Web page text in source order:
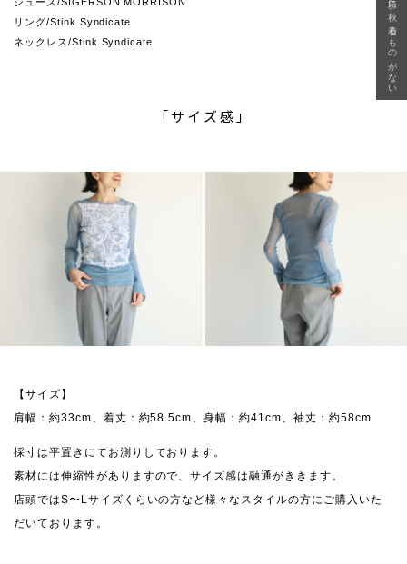
リング/Stink Syndicate
ネックレス/Stink Syndicate
「サイズ感」
【サイズ】
肩幅：約33cm、着丈：約58.5cm、身幅：約41cm、袖丈：約58cm
採寸は平置きにてお測りしております。
素材には伸縮性がありますので、サイズ感は融通がききます。
店頭ではS〜Lサイズくらいの方など様々なスタイルの方にご購入いた
だいております。
急に秋、着るものがない